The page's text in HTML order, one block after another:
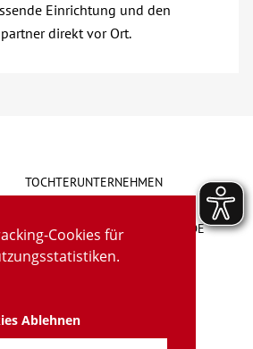
Cookies für
Ablehnen
Einrichtung und den
direkt vor Ort.
TOCHTERUNTERNEHMEN
VORSCHLAG/BESCHWERDE
DATENSCHUTZ